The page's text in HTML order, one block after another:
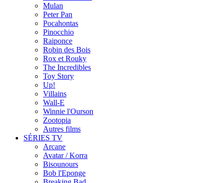
Mulan
Peter Pan
Pocahontas
Pinocchio
Raiponce
Robin des Bois
Rox et Rouky
The Incredibles
Toy Story
Up!
Villains
Wall-E
Winnie l'Ourson
Zootopia
Autres films
SÉRIES TV
Arcane
Avatar / Korra
Bisounours
Bob l'Eponge